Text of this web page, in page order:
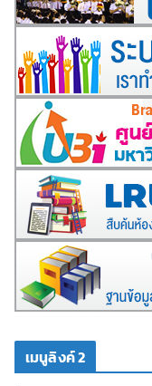
เมนูลิงค์ 2